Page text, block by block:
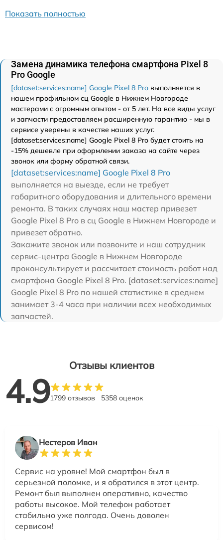
Показать полностью
Замена динамика телефона смартфона Pixel 8
Pro Google
[dataset:services:name] Google Pixel 8 Pro выполняется в
нашем профильном сц Google в Нижнем Новгороде
мастерами с огромным опытом - от 5 лет. На все виды услуг
и запчасти предоставляем расширенную гарантию - мы в
сервисе уверены в качестве наших услуг.
[dataset:services:name] Google Pixel 8 Pro будет стоить на
-15% дешевле при оформлении заказа на сайте через
звонок или форму обратной связи.
[dataset:services:name] Google Pixel 8 Pro
выполняется на выезде, если не требует
габаритного оборудования и длительного времени
ремонта. В таких случаях наш мастер привезет
Google Pixel 8 Pro в сц Google в Нижнем Новгороде и
привезет обратно.
Закажите звонок или позвоните и наш сотрудник
сервис-центра Google в Нижнем Новгороде
проконсультирует и рассчитает стоимость работ над
смартфона Google Pixel 8 Pro. [dataset:services:name]
Google Pixel 8 Pro по нашей статистике в среднем
занимает 3-4 часа при наличии всех необходимых
запчастей.
Отзывы клиентов
4.91799 отзывов 5358 оценок
Нестеров Иван
Сервис на уровне! Мой смартфон был в
серьезной поломке, и я обратился в этот центр.
Ремонт был выполнен оперативно, качество
работы высокое. Мой телефон работает
стабильно уже полгода. Очень доволен
сервисом!